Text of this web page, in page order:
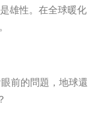
雄性。在全球暖化
前的問題，地球還